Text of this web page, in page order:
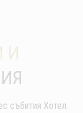
И
събития Хотел